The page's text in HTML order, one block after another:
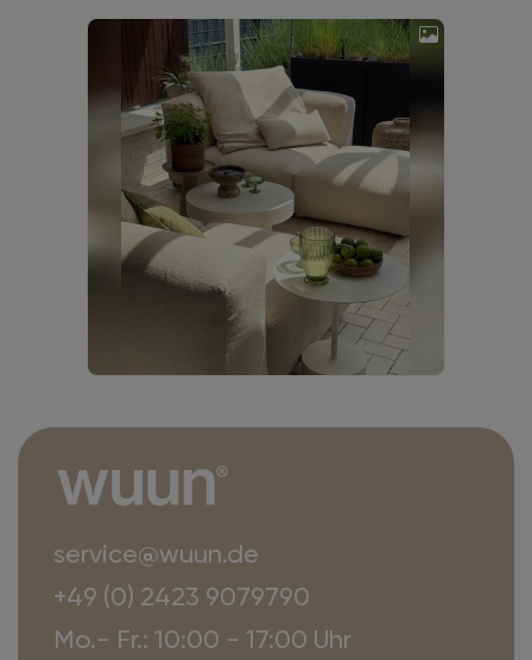
service@wuun.de
+49 (0) 2423 9079790
Mo.- Fr.: 10:00 - 17:00 Uhr